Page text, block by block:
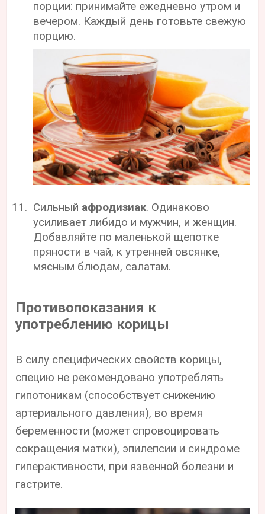
порции: принимайте ежедневно утром и
вечером. Каждый день готовьте свежую
порцию.
Сильный афродизиак. Одинаково
усиливает либидо и мужчин, и женщин.
Добавляйте по маленькой щепотке
пряности в чай, к утренней овсянке,
мясным блюдам, салатам.
Противопоказания к
употреблению корицы
В силу специфических свойств корицы,
специю не рекомендовано употреблять
гипотоникам (способствует снижению
артериального давления), во время
беременности (может спровоцировать
сокращения матки), эпилепсии и синдроме
гиперактивности, при язвенной болезни и
гастрите.